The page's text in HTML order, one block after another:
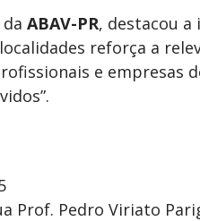
ABAV-PR, destacou a
reforça a
e empresas
Prof. Pedro Viriato